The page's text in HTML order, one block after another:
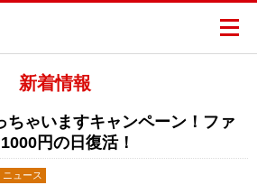
新着情報
ちゃいますキャンペーン！ファ
円の日復活！
ニュース